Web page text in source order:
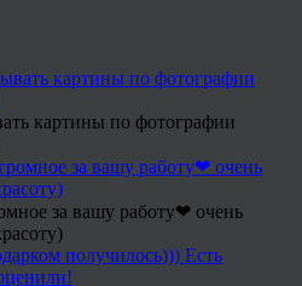
картины по фотографии
за вашу работу❤ очень